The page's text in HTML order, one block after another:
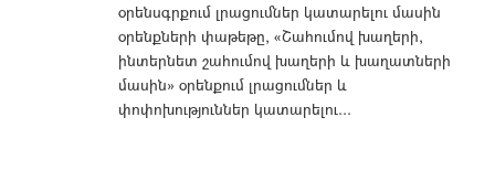
օրենսգրքում լրացումներ կատարելու մասին
օրենքների փաթեթը, «Շահումով խաղերի,
ինտերնետ շահումով խաղերի և խաղատների
մասին» օրենքում լրացումներ և
փոփոխություններ կատարելու...